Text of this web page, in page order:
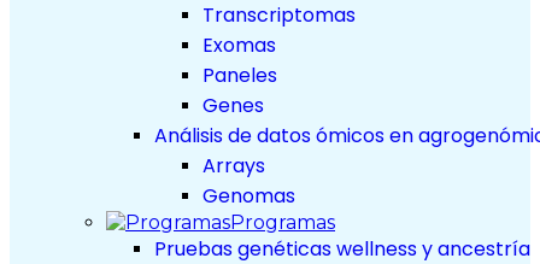
Transcriptomas
Exomas
Paneles
Genes
Análisis de datos ómicos en
Arrays
Genomas
Programas
Pruebas genéticas wellness y ancestría